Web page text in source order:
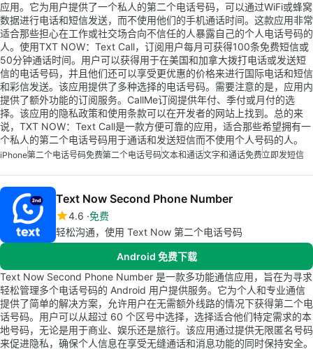
应用。它为用户提供了一个私人的第二个电话号码，可以通过WiFi或蜂窝
数据进行电话和短信发送，而不使用他们的手机通话时间。这款应用非常
适合那些担心在工作或社交场合向不信任的人暴露自己的个人电话号码的
人。使用TXT NOW：Text Call，订阅用户每月可获得100条免费短信或
50分钟通话时间。用户可以获得用于在美国和加拿大拨打电话或发送短
信的电话号码，并且他们还可以享受更优惠的价格来进行国际电话和短信
和彩信发送。该应用提供了多种选择的电话号码。需要注意的是，应用内
提供了额外功能的订阅服务。CallMe订阅提供年付、季付或月付的选
择。该应用的隐私政策和使用条款可以在开发者的网站上找到。总的来
说，TXT NOW：Text Call是一款方便可靠的应用，适合那些希望拥有一
个私人的第二个电话号码用于通话和发送短信而不使用个人号码的人。
iPhone第二个电话号码免费第二个电话号码文本和通话文字和通话免费立即发短信
Text Now Second Phone Number
4.6 免费
轻松沟通，使用 Text Now 第二个电话号码
Android 免费下载
Text Now Second Phone Number 是一款多功能通信应用，旨在为寻求
轻松管理多个电话号码的 Android 用户提供服务。它为个人和专业通信
提供了简单的解决方案，允许用户在无需额外线路的情况下获得第二个电
话号码。用户可以从超过 60 个区号中选择，选择适合他们特定需求的本
地号码，无论是用于商业、娱乐还是旅行。该应用通过提供无限匿名号码
来促进隐私，确保个人信息在享受无缝通话和消息功能的同时保持安全。